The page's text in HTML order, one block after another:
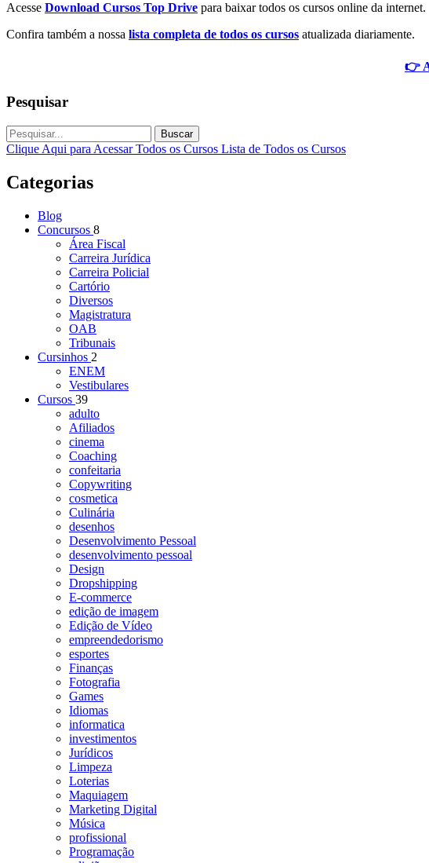
Acesse Download Cursos Top Drive para baixar todos os cursos online da internet.
Confira também a nossa lista completa de todos os cursos atualizada diariamente.
👉
Pesquisar
Buscar
Clique Aqui para Acessar Todos os Cursos Lista de Todos os Cursos
Categorias
Blog
Concursos 8
Área Fiscal
Carreira Jurídica
Carreira Policial
Cartório
Diversos
Magistratura
OAB
Tribunais
Cursinhos 2
ENEM
Vestibulares
Cursos 39
adulto
Afiliados
cinema
Coaching
confeitaria
Copywriting
cosmetica
Culinária
desenhos
Desenvolvimento Pessoal
desenvolvimento pessoal
Design
Dropshipping
E-commerce
edição de imagem
Edição de Vídeo
empreendedorismo
esportes
Finanças
Fotografia
Games
Idiomas
informatica
investimentos
Jurídicos
Limpeza
Loterias
Maquiagem
Marketing Digital
Música
profissional
Programação